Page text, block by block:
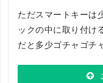
ただスマートキーは
ックの中に取り付け
だと多少ゴチャゴチ